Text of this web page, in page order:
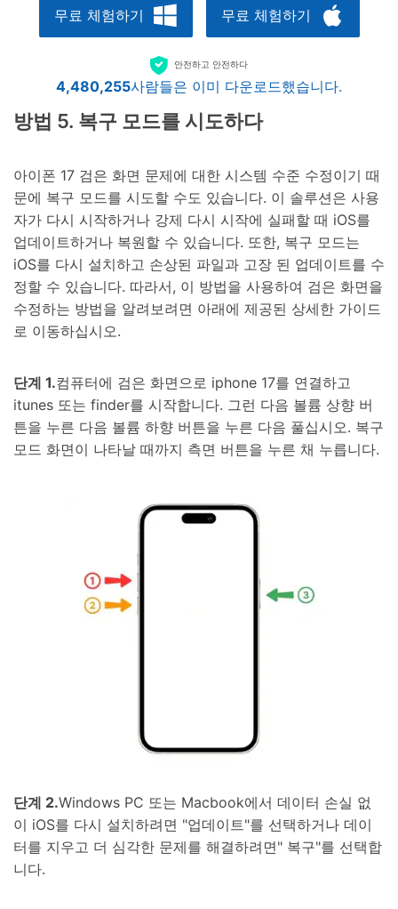
무료 체험하기 무료 체험하기
안전하고 안전하다
4,480,256사람들은 이미 다운로드했습니다.
방법 5. 복구 모드를 시도하다
아이폰 17 검은 화면 문제에 대한 시스템 수준 수정이기 때
문에 복구 모드를 시도할 수도 있습니다. 이 솔루션은 사용
자가 다시 시작하거나 강제 다시 시작에 실패할 때 iOS를
업데이트하거나 복원할 수 있습니다. 또한, 복구 모드는
iOS를 다시 설치하고 손상된 파일과 고장 된 업데이트를 수
정할 수 있습니다. 따라서, 이 방법을 사용하여 검은 화면을
수정하는 방법을 알려보려면 아래에 제공된 상세한 가이드
로 이동하십시오.
단계 1.컴퓨터에 검은 화면으로 iphone 17를 연결하고
itunes 또는 finder를 시작합니다. 그런 다음 볼륨 상향 버
튼을 누른 다음 볼륨 하향 버튼을 누른 다음 풀십시오. 복구
모드 화면이 나타날 때까지 측면 버튼을 누른 채 누릅니다.
단계 2.Windows PC 또는 Macbook에서 데이터 손실 없
이 iOS를 다시 설치하려면 "업데이트"를 선택하거나 데이
터를 지우고 더 심각한 문제를 해결하려면" 복구"를 선택합
니다.